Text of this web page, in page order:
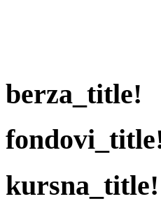
berza_title!
kursna_title!